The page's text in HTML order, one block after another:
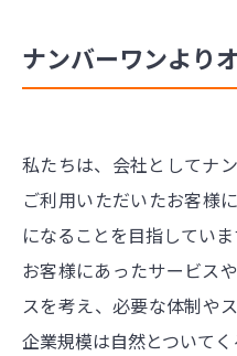
ナンバーワンより
私たちは、会社としてナ
ご利用いただいたお客様
になることを目指していま
お客様にあったサービス
スを考え、必要な体制や
企業規模は自然とついてく